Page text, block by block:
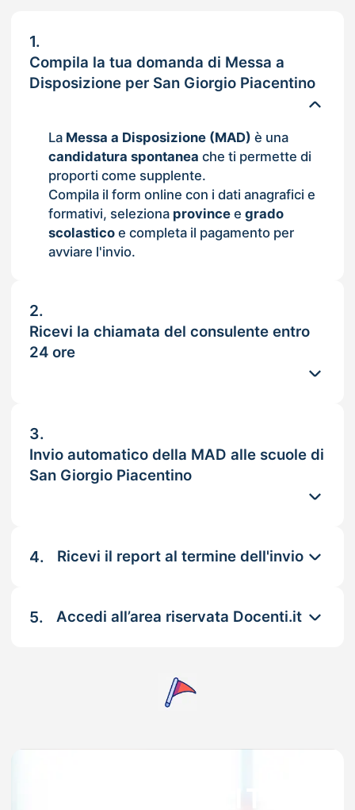
1.
Compila la tua domanda di Messa a
Disposizione per San Giorgio Piacentino
La Messa a Disposizione (MAD) è una
candidatura spontanea che ti permette di
proporti come supplente.
Compila il form online con i dati anagrafici e
formativi, seleziona provincee grado
scolasticoe completa il pagamento per
avviare l'invio.
2.
Ricevi la chiamata del consulente entro
24 ore
3.
Invio automatico della MAD alle scuole di
San Giorgio Piacentino
4. Ricevi il report al termine dell'invio
5. Accedi all’area riservata Docenti.it